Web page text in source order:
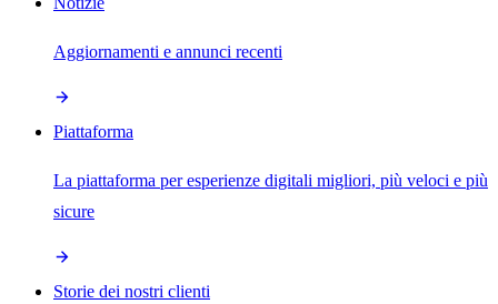
Aggiornamenti e annunci recenti
Piattaforma
La piattaforma per esperienze digitali migliori, più veloci e più
sicure
Storie dei nostri clienti